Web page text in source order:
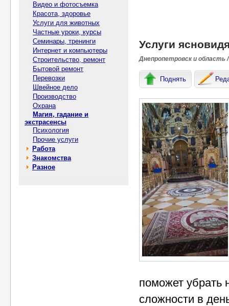
Видео и фотосъемка
Красота, здоровье
Услуги для животных
Частные уроки, курсы
Семинары, тренинги
Интернет и компьютеры
Строительство, ремонт
Бытовой ремонт
Перевозки
Швейное дело
Производство
Охрана
Магия, гадание и
экстрасенсы
Психология
Прочие услуги
Работа
Знакомства
Разное
Услуги
Днепропетровск и область
Поднять
поможет убрать
сложности в